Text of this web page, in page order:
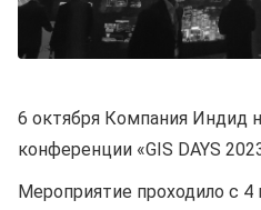
6 октября Компания Индид
конференции «GIS DAYS
Мероприятие проходило с 4